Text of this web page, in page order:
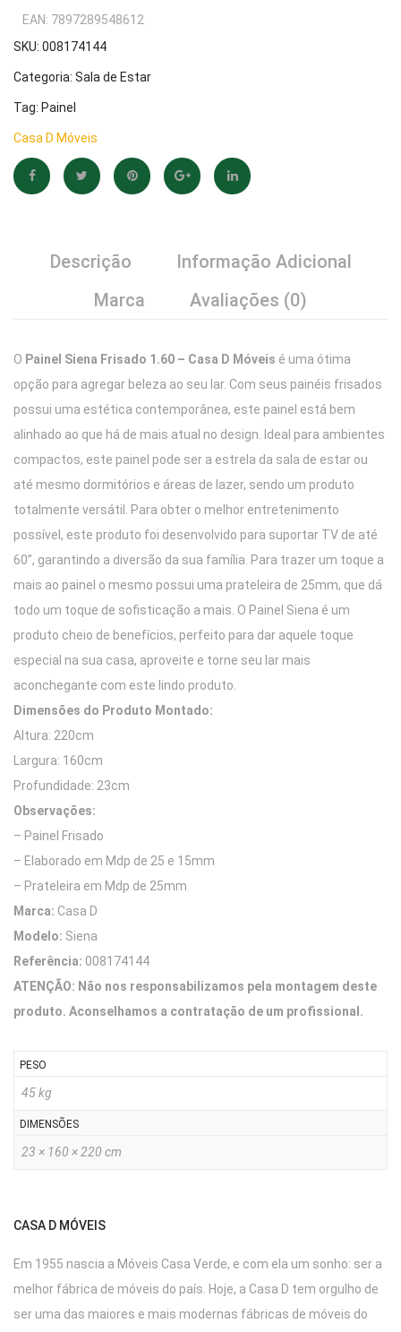
R$675,52.
SKU: 008174144
Categoria: Sala de Estar
Tag: Painel
Casa D Móveis
EAN: 7897289548612
Descrição
Informação Adicional
Marca
Avaliações (0)
O Painel Siena Frisado 1.60 – Casa D Móveis é uma ótima
opção para agregar beleza ao seu lar. Com seus painéis frisados
possui uma estética contemporânea, este painel está bem
alinhado ao que há de mais atual no design. Ideal para ambientes
compactos, este painel pode ser a estrela da sala de estar ou
até mesmo dormitórios e áreas de lazer, sendo um produto
totalmente versátil. Para obter o melhor entretenimento
possível, este produto foi desenvolvido para suportar TV de até
60”, garantindo a diversão da sua família. Para trazer um toque a
mais ao painel o mesmo possui uma prateleira de 25mm, que dá
todo um toque de sofisticação a mais. O Painel Siena é um
produto cheio de benefícios, perfeito para dar aquele toque
especial na sua casa, aproveite e torne seu lar mais
aconchegante com este lindo produto.
Dimensões do Produto Montado:
Altura: 220cm
Largura: 160cm
Profundidade: 23cm
Observações:
– Painel Frisado
– Elaborado em Mdp de 25 e 15mm
– Prateleira em Mdp de 25mm
Marca: Casa D
Modelo: Siena
Referência: 008174144
ATENÇÃO: Não nos responsabilizamos pela montagem deste
produto. Aconselhamos a contratação de um profissional.
PESO
45 kg
DIMENSÕES
23 × 160 × 220 cm
CASA D MÓVEIS
Em 1955 nascia a Móveis Casa Verde, e com ela um sonho: ser a
melhor fábrica de móveis do país. Hoje, a Casa D tem orgulho de
ser uma das maiores e mais modernas fábricas de móveis do